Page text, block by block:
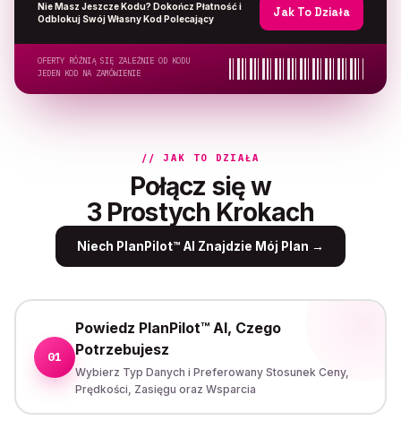
Nie Masz Jeszcze Kodu? Dokończ Płatność i
Odblokuj Swój Własny Kod Polecający
Jak To Działa
OFERTY RÓŻNIĄ SIĘ ZALEŻNIE OD KODU
JEDEN KOD NA ZAMÓWIENIE
// JAK TO DZIAŁA
Połącz się w
3 Prostych Krokach
Niech PlanPilot™ AI Znajdzie Mój Plan →
01
Powiedz PlanPilot™ AI, Czego
Potrzebujesz
Wybierz Typ Danych i Preferowany Stosunek Ceny,
Prędkości, Zasięgu oraz Wsparcia